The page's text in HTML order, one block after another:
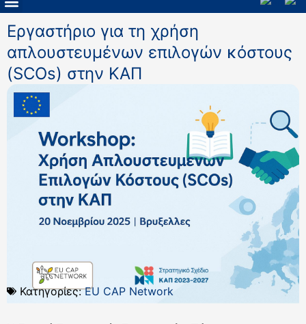
Εργαστήριο για τη χρήση
απλουστευμένων επιλογών κόστους
(SCOs) στην ΚΑΠ
Κατηγορίες:EU CAP Network